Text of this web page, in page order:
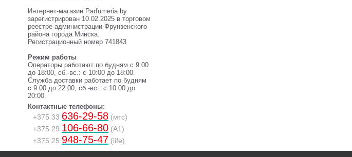
Интернет-магазин Parfumeria.by
зарегистрирован 10.02.2025 в торговом
реестре администрации Фрунзенского
района города Минска.
Регистрационный номер 741843
Режим работы
Операторы работают по будням с 9:00
до 18:00, сб.-вс.: с 10:00 до 18:00.
Служба доставки работает по будням
с 9:00 до 22:00, сб.-вс.: с 10:00 до
20:00.
Контактные телефоны:
+375 33 636-29-58 (мтс)
+375 29 106-66-80 (A1)
+375 25 948-75-47 (life)